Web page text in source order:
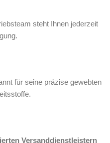
steht Ihnen jederzeit
für seine präzise gewebten
Versanddienstleistern